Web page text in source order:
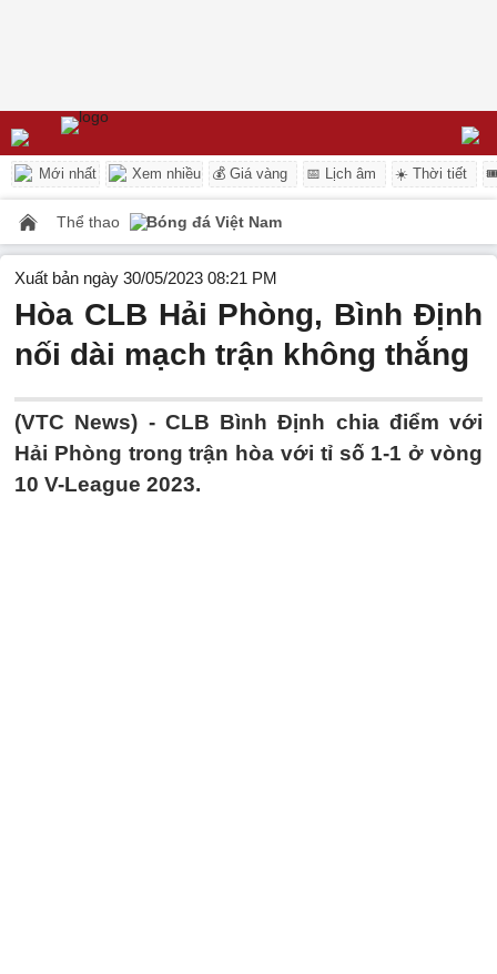
Mới nhất Xem nhiều 💰 Giá vàng 📅 Lịch âm ☀️ Thời tiết
Thể thao Bóng đá Việt Nam
Xuất bản ngày 30/05/2023 08:21 PM
Hòa CLB Hải Phòng, Bình Định
nối dài mạch trận không thắng
(VTC News) - CLB Bình Định chia điểm với
Hải Phòng trong trận hòa với tỉ số 1-1 ở vòng
10 V-League 2023.